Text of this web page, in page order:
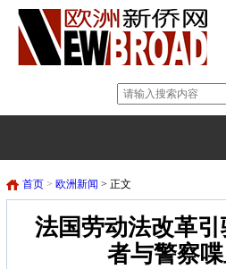
首页 > 欧洲新闻 > 正文
法国劳动法改革
者与警察